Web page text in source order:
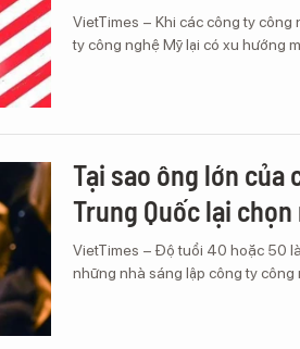
VietTimes – Khi các công ty công
ty công nghệ Mỹ lại có xu hướng
Tại sao ông lớn của
Trung Quốc lại
VietTimes – Độ tuổi 40 hoặc 50
những nhà sáng lập công ty công